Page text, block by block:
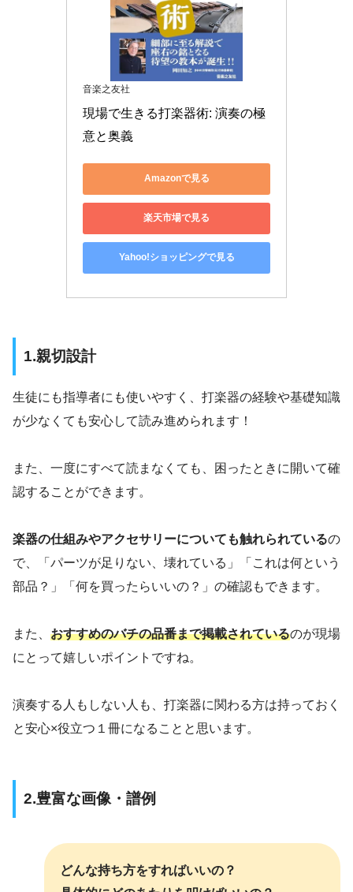
音楽之友社
現場で生きる打楽器術: 演奏の極
意と奥義
Amazonで見る
楽天市場で見る
Yahoo!ショッピングで見る
1.親切設計
生徒にも指導者にも使いやすく、打楽器の経験や基礎知識
が少なくても安心して読み進められます！
また、一度にすべて読まなくても、困ったときに開いて確
認することができます。
楽器の仕組みやアクセサリーについても触れられているの
で、「パーツが足りない、壊れている」「これは何という
部品？」「何を買ったらいいの？」の確認もできます。
また、 おすすめのバチの品番まで掲載されているのが現場
にとって嬉しいポイントですね。
演奏する人もしない人も、打楽器に関わる方は持っておく
と安心×役立つ１冊になることと思います。
2.豊富な画像・譜例
どんな持ち方をすればいいの？